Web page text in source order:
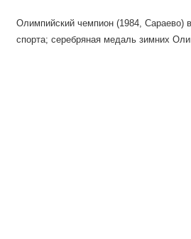
Олимпийский чемпион (1984, Сараево)
спорта; серебряная медаль зимних